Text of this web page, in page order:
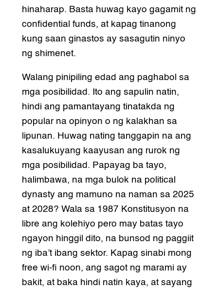
hinaharap. Basta huwag kayo gagamit ng
confidential funds, at kapag tinanong
kung saan ginastos ay sasagutin ninyo
ng shimenet.
Walang pinipiling edad ang paghabol sa
mga posibilidad. Ito ang sapulin natin,
hindi ang pamantayang tinatakda ng
popular na opinyon o ng kalakhan sa
lipunan. Huwag nating tanggapin na ang
kasalukuyang kaayusan ang rurok ng
mga posibilidad. Papayag ba tayo,
halimbawa, na mga bulok na political
dynasty ang mamuno na naman sa 2025
at 2028? Wala sa 1987 Konstitusyon na
libre ang kolehiyo pero may batas tayo
ngayon hinggil dito, na bunsod ng paggiit
ng iba’t ibang sektor. Kapag sinabi mong
free wi-fi noon, ang sagot ng marami ay
bakit, at baka hindi natin kaya, at sayang